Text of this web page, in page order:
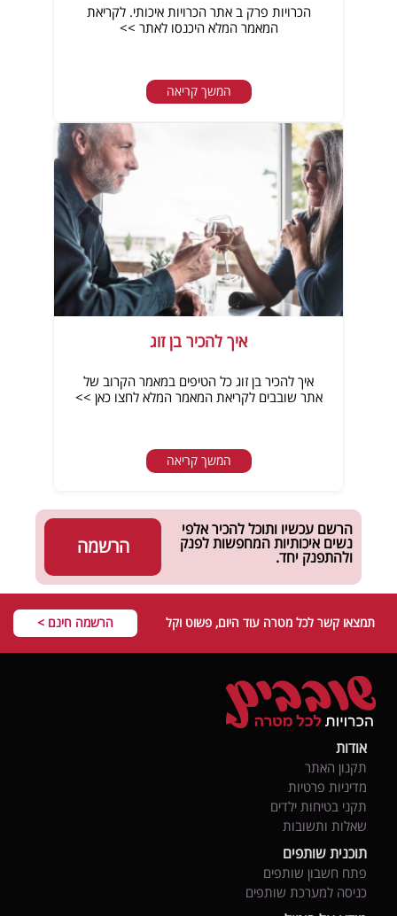
הכרויות פרק ב אתר הכרויות איכותי. לקריאת
המאמר המלא היכנסו לאתר >>
המשך קריאה
איך להכיר בן זוג
איך להכיר בן זוג כל הטיפים במאמר הקרוב של
אתר שובבים לקריאת המאמר המלא לחצו כאן >>
המשך קריאה
הרשמה
הרשם עכשיו ותוכל להכיר אלפי
נשים איכותיות המחפשות לפנק
ולהתפנק יחד.
תמצאו קשר לכל מטרה עוד היום, פשוט וקל הרשמה חינם >
אודות
תקנון האתר
מדיניות פרטיות
תקני בטיחות ילדים
שאלות ותשובות
תוכנית שותפים
פתח חשבון שותפים
כניסה למערכת שותפים